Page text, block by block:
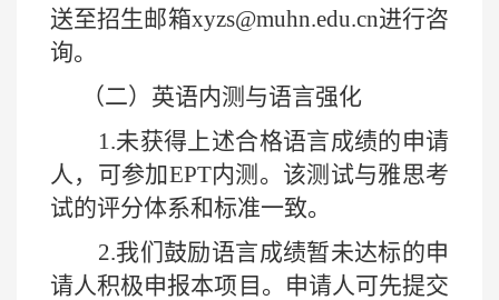
送至招生邮箱xyzs@muhn.edu.cn进行咨
询。
（二）英语内测与语言强化
1.未获得上述合格语言成绩的申请
人，可参加EPT内测。该测试与雅思考
试的评分体系和标准一致。
2.我们鼓励语言成绩暂未达标的申
请人积极申报本项目。申请人可先提交